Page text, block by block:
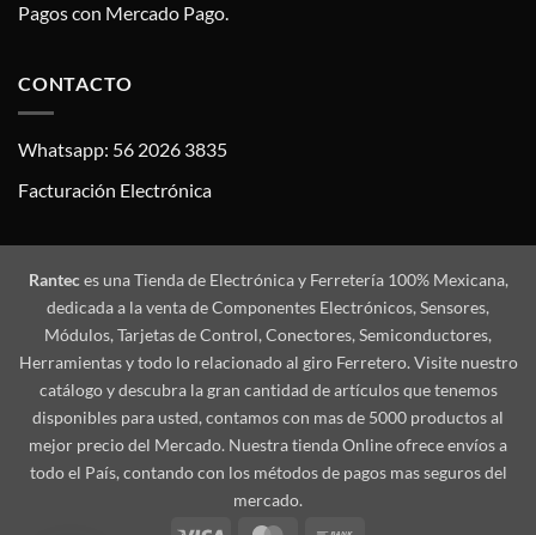
Pagos con Mercado Pago.
CONTACTO
Whatsapp: 56 2026 3835
Facturación Electrónica
Ranteces una Tienda de Electrónica y Ferretería 100% Mexicana,
dedicada a la venta de Componentes Electrónicos, Sensores,
Módulos, Tarjetas de Control, Conectores, Semiconductores,
Herramientas y todo lo relacionado al giro Ferretero. Visite nuestro
catálogo y descubra la gran cantidad de artículos que tenemos
disponibles para usted, contamos con mas de 5000 productos al
mejor precio del Mercado. Nuestra tienda Online ofrece envíos a
todo el País, contando con los métodos de pagos mas seguros del
mercado.